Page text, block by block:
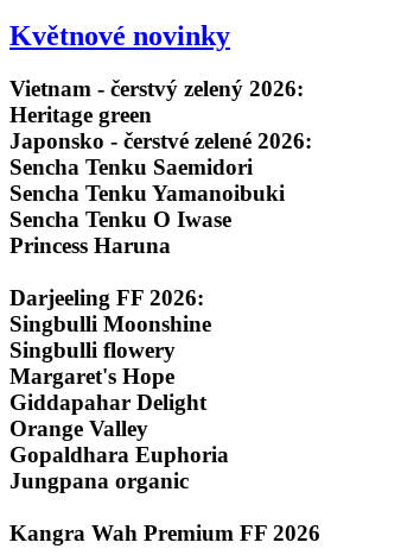
Květnové novinky
Vietnam - čerstvý zelený 2026:
Heritage green
Japonsko - čerstvé zelené 2026:
Sencha Tenku Saemidori
Sencha Tenku Yamanoibuki
Sencha Tenku O Iwase
Princess Haruna
Darjeeling FF 2026:
Singbulli Moonshine
Singbulli flowery
Margaret's Hope
Giddapahar Delight
Orange Valley
Gopaldhara Euphoria
Jungpana organic
Kangra Wah Premium FF 2026